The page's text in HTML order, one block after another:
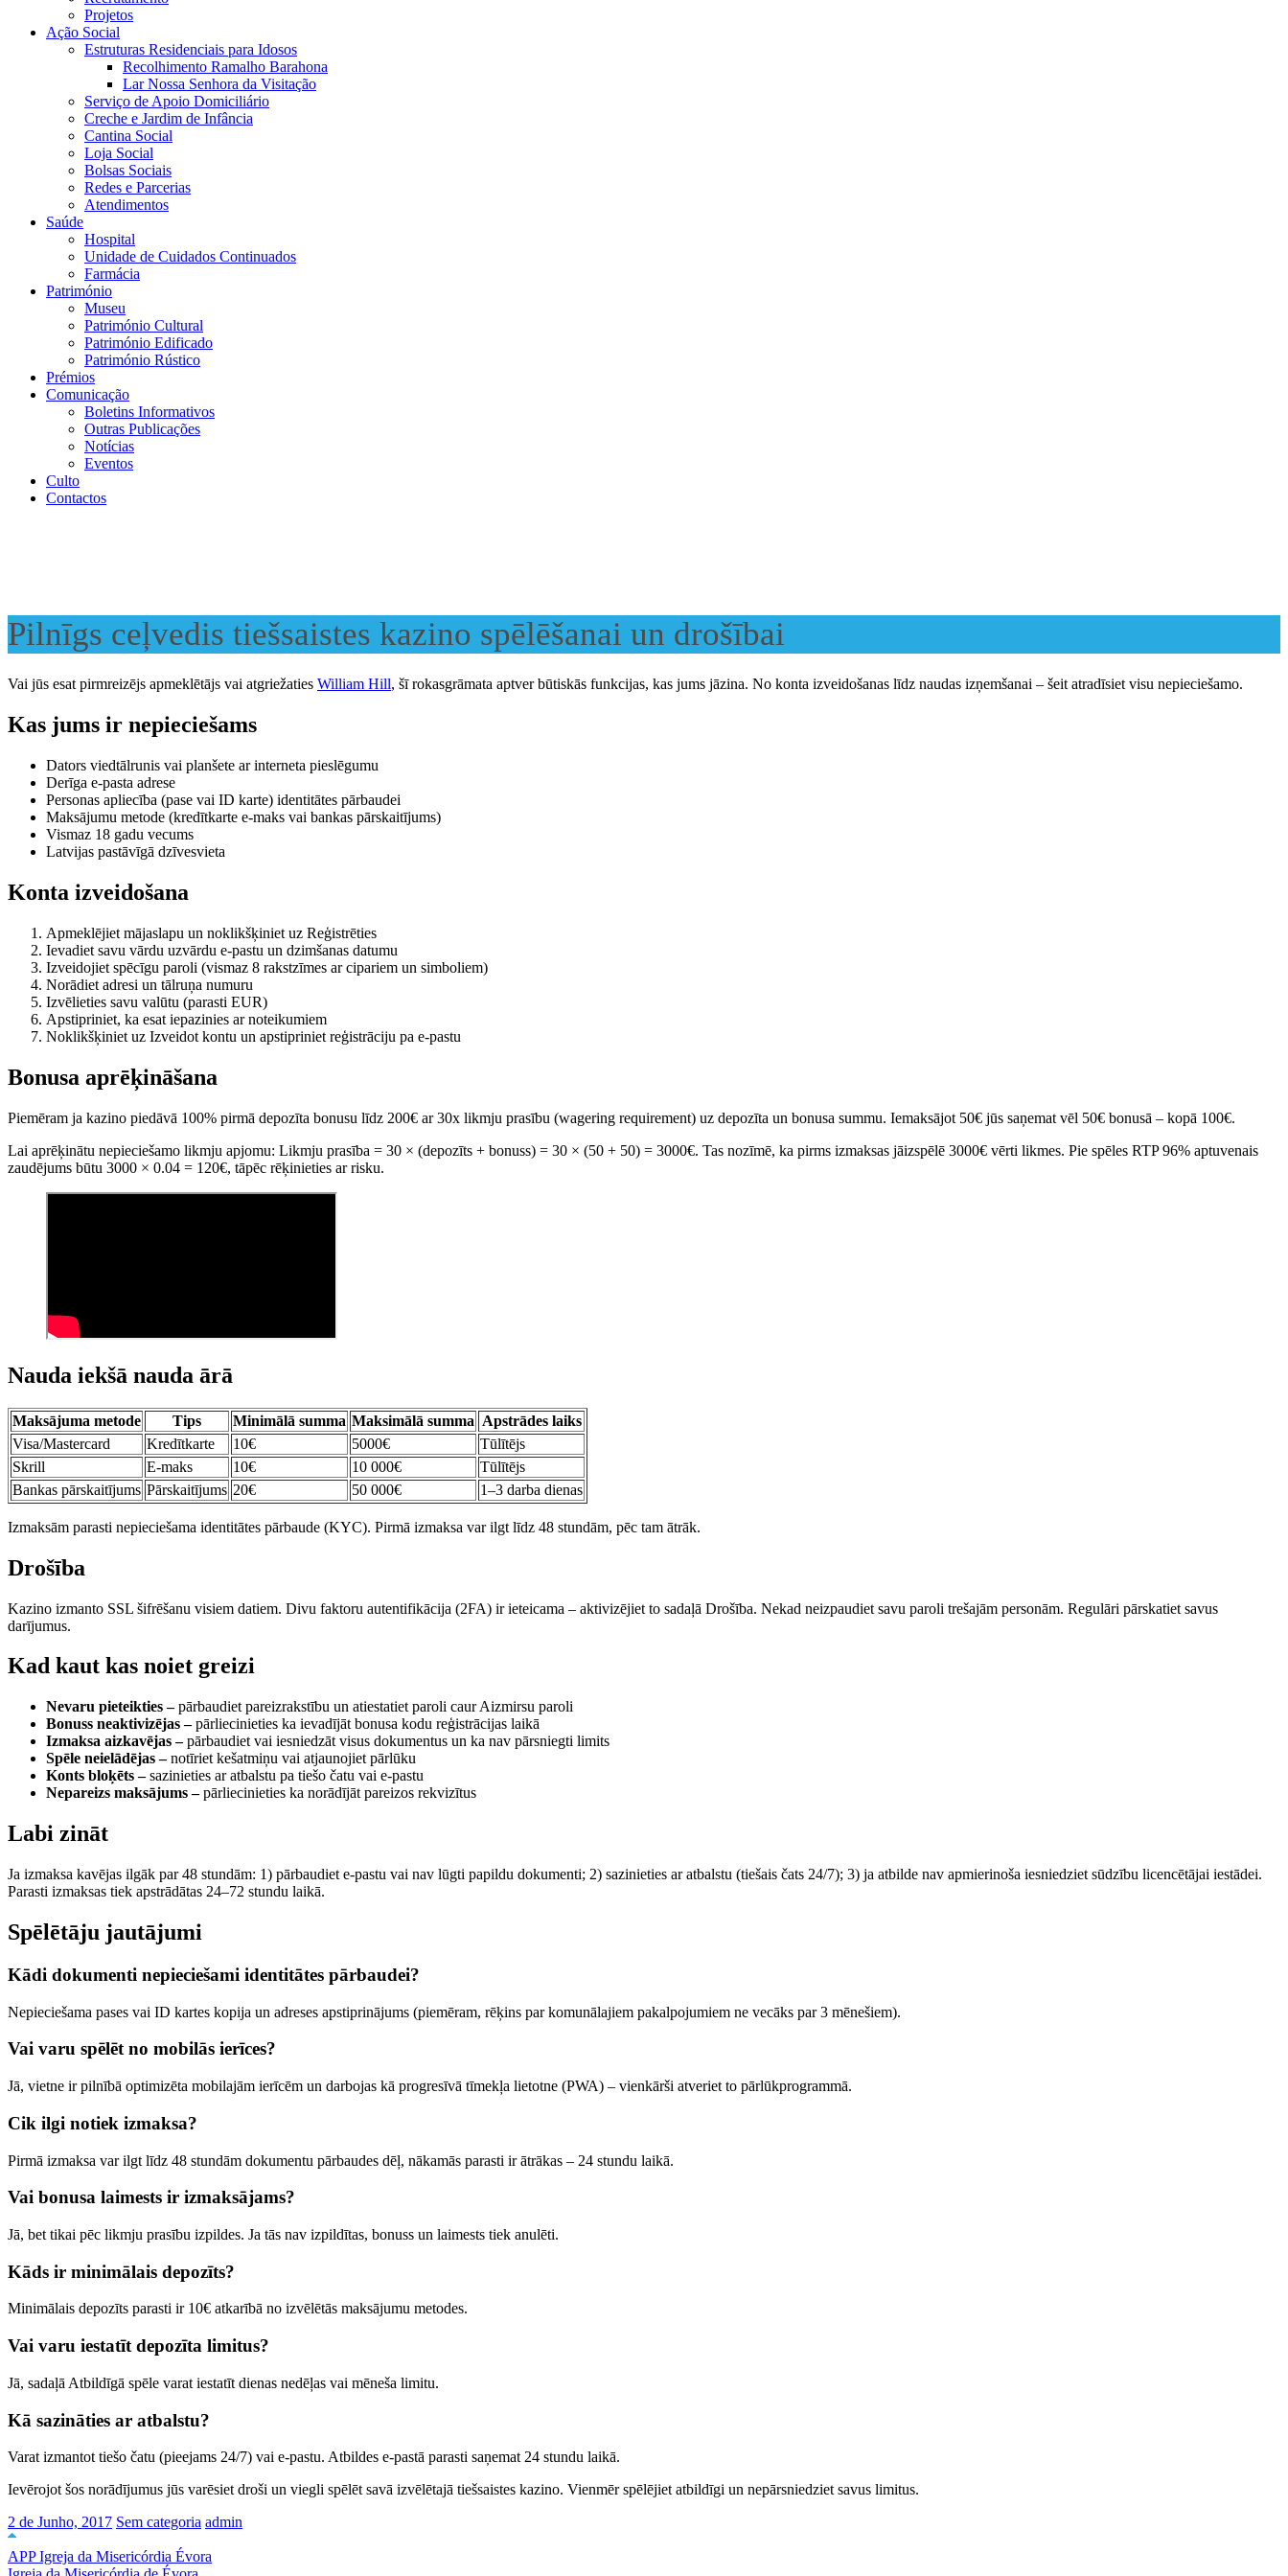
Projetos
Ação Social
Estruturas Residenciais para Idosos
Recolhimento Ramalho Barahona
Lar Nossa Senhora da Visitação
Serviço de Apoio Domiciliário
Creche e Jardim de Infância
Cantina Social
Loja Social
Bolsas Sociais
Redes e Parcerias
Atendimentos
Saúde
Hospital
Unidade de Cuidados Continuados
Farmácia
Património
Museu
Património Cultural
Património Edificado
Património Rústico
Prémios
Comunicação
Boletins Informativos
Outras Publicações
Notícias
Eventos
Culto
Contactos
Pilnīgs ceļvedis tiešsaistes kazino spēlēšanai un drošībai
Vai jūs esat pirmreizējs apmeklētājs vai atgriežaties William Hill, šī rokasgrāmata aptver būtiskās funkcijas, kas jums jāzina. No konta izveidošanas līdz naudas izņemšanai – šeit atradīsiet visu nepieciešamo.
Kas jums ir nepieciešams
Dators viedtālrunis vai planšete ar interneta pieslēgumu
Derīga e-pasta adrese
Personas apliecība (pase vai ID karte) identitātes pārbaudei
Maksājumu metode (kredītkarte e-maks vai bankas pārskaitījums)
Vismaz 18 gadu vecums
Latvijas pastāvīgā dzīvesvieta
Konta izveidošana
Apmeklējiet mājaslapu un noklikšķiniet uz Reģistrēties
Ievadiet savu vārdu uzvārdu e-pastu un dzimšanas datumu
Izveidojiet spēcīgu paroli (vismaz 8 rakstzīmes ar cipariem un simboliem)
Norādiet adresi un tālruņa numuru
Izvēlieties savu valūtu (parasti EUR)
Apstipriniet, ka esat iepazinies ar noteikumiem
Noklikšķiniet uz Izveidot kontu un apstipriniet reģistrāciju pa e-pastu
Bonusa aprēķināšana
Piemēram ja kazino piedāvā 100% pirmā depozīta bonusu līdz 200€ ar 30x likmju prasību (wagering requirement) uz depozīta un bonusa summu. Iemaksājot 50€ jūs saņemat vēl 50€ bonusā – kopā 100€.
Lai aprēķinātu nepieciešamo likmju apjomu: Likmju prasība = 30 × (depozīts + bonuss) = 30 × (50 + 50) = 3000€. Tas nozīmē, ka pirms izmaksas jāizspēlē 3000€ vērti likmes. Pie spēles RTP 96% aptuvenais
zaudējums būtu 3000 × 0.04 = 120€, tāpēc rēķinieties ar risku.
Nauda iekšā nauda ārā
Maksājuma metode Tips Minimālā summa Maksimālā summa Apstrādes laiks
Visa/Mastercard
Kredītkarte 10€ 5000€
Tūlītējs
Skrill
E-maks 10€ 10 000€
Tūlītējs
Bankas pārskaitījums Pārskaitījums 20€ 50 000€ 1–3 darba dienas
Izmaksām parasti nepieciešama identitātes pārbaude (KYC). Pirmā izmaksa var ilgt līdz 48 stundām, pēc tam ātrāk.
Drošība
Kazino izmanto SSL šifrēšanu visiem datiem. Divu faktoru autentifikācija (2FA) ir ieteicama – aktivizējiet to sadaļā Drošība. Nekad neizpaudiet savu paroli trešajām personām. Regulāri pārskatiet savus
darījumus.
Kad kaut kas noiet greizi
Nevaru pieteikties –pārbaudiet pareizrakstību un atiestatiet paroli caur Aizmirsu paroli
Bonuss neaktivizējas –pārliecinieties ka ievadījāt bonusa kodu reģistrācijas laikā
Izmaksa aizkavējas –pārbaudiet vai iesniedzāt visus dokumentus un ka nav pārsniegti limits
Spēle neielādējas –notīriet kešatmiņu vai atjaunojiet pārlūku
Konts bloķēts –sazinieties ar atbalstu pa tiešo čatu vai e-pastu
Nepareizs maksājums –pārliecinieties ka norādījāt pareizos rekvizītus
Labi zināt
Ja izmaksa kavējas ilgāk par 48 stundām: 1) pārbaudiet e-pastu vai nav lūgti papildu dokumenti; 2) sazinieties ar atbalstu (tiešais čats 24/7); 3) ja atbilde nav apmierinoša iesniedziet sūdzību licencētājai iestādei.
Parasti izmaksas tiek apstrādātas 24–72 stundu laikā.
Spēlētāju jautājumi
Kādi dokumenti nepieciešami identitātes pārbaudei?
Nepieciešama pases vai ID kartes kopija un adreses apstiprinājums (piemēram, rēķins par komunālajiem pakalpojumiem ne vecāks par 3 mēnešiem).
Vai varu spēlēt no mobilās ierīces?
Jā, vietne ir pilnībā optimizēta mobilajām ierīcēm un darbojas kā progresīvā tīmekļa lietotne (PWA) – vienkārši atveriet to pārlūkprogrammā.
Cik ilgi notiek izmaksa?
Pirmā izmaksa var ilgt līdz 48 stundām dokumentu pārbaudes dēļ, nākamās parasti ir ātrākas – 24 stundu laikā.
Vai bonusa laimests ir izmaksājams?
Jā, bet tikai pēc likmju prasību izpildes. Ja tās nav izpildītas, bonuss un laimests tiek anulēti.
Kāds ir minimālais depozīts?
Minimālais depozīts parasti ir 10€ atkarībā no izvēlētās maksājumu metodes.
Vai varu iestatīt depozīta limitus?
Jā, sadaļā Atbildīgā spēle varat iestatīt dienas nedēļas vai mēneša limitu.
Kā sazināties ar atbalstu?
Varat izmantot tiešo čatu (pieejams 24/7) vai e-pastu. Atbildes e-pastā parasti saņemat 24 stundu laikā.
Ievērojot šos norādījumus jūs varēsiet droši un viegli spēlēt savā izvēlētajā tiešsaistes kazino. Vienmēr spēlējiet atbildīgi un nepārsniedziet savus limitus.
2 de Junho, 2017 Sem categoria admin
APP Igreja da Misericórdia Évora